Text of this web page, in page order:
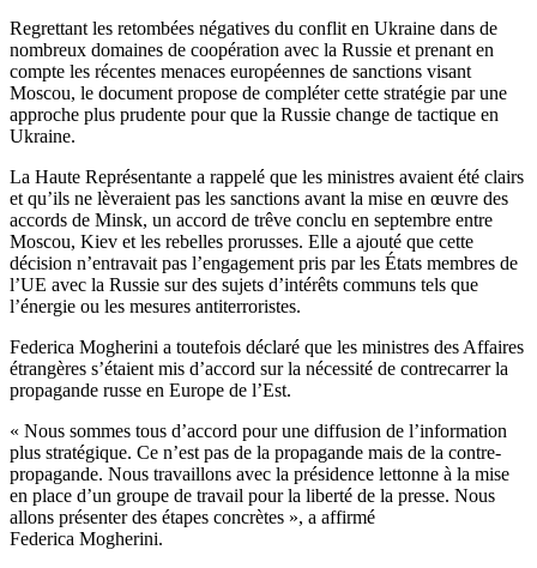
Regrettant les retombées négatives du conflit en Ukraine dans de
nombreux domaines de coopération avec la Russie et prenant en
compte les récentes menaces européennes de sanctions visant
Moscou, le document propose de compléter cette stratégie par une
approche plus prudente pour que la Russie change de tactique en
Ukraine.
La Haute Représentante a rappelé que les ministres avaient été clairs
et qu’ils ne lèveraient pas les sanctions avant la mise en œuvre des
accords de Minsk, un accord de trêve conclu en septembre entre
Moscou, Kiev et les rebelles prorusses. Elle a ajouté que cette
décision n’entravait pas l’engagement pris par les États membres de
l’UE avec la Russie sur des sujets d’intérêts communs tels que
l’énergie ou les mesures antiterroristes.
Federica Mogherini a toutefois déclaré que les ministres des Affaires
étrangères s’étaient mis d’accord sur la nécessité de contrecarrer la
propagande russe en Europe de l’Est.
« Nous sommes tous d’accord pour une diffusion de l’information
plus stratégique. Ce n’est pas de la propagande mais de la contre-
propagande. Nous travaillons avec la présidence lettonne à la mise
en place d’un groupe de travail pour la liberté de la presse. Nous
allons présenter des étapes concrètes », a affirmé
Federica Mogherini.